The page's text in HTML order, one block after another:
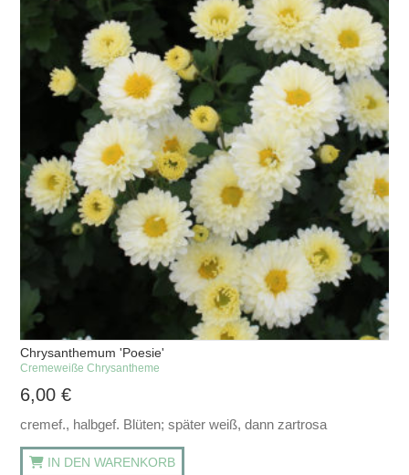
Chrysanthemum 'Poesie'
Cremeweiße Chrysantheme
6,00€
cremef., halbgef. Blüten; später weiß, dann zartrosa
IN DEN WARENKORB